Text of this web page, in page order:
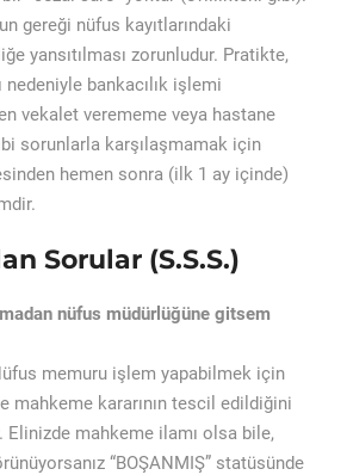
gereği nüfus kayıtlarındaki
yansıtılması zorunludur. Pratikte,
nedeniyle bankacılık işlemi
vekalet verememe veya hastane
sorunlarla karşılaşmamak için
hemen sonra (ilk 1 ay içinde)
Sorular (S.S.S.)
nüfus müdürlüğüne gitsem
memuru işlem yapabilmek için
mahkeme kararının tescil edildiğini
Elinizde mahkeme ilamı olsa bile,
“BOŞANMIŞ” statüsünde